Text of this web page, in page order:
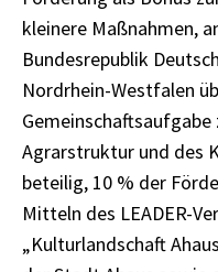
kleinere Maßnahmen,
Bundesrepublik
Nordrhein-Westfalen
Gemeinschaftsaufgabe
Agrarstruktur und des
beteilig, 10 % der
Mitteln des LEADER-
„Kulturlandschaft